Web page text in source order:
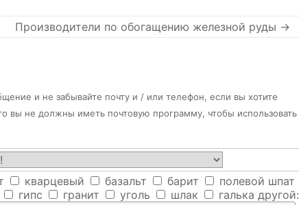
Производители по обогащению железной руды →
и не забывайте почту и / или телефон, если вы хотите
вы не должны иметь почтовую программу, чтобы использовать
кварцевый базальт барит
полевой шпат
гипс гранит уголь шлак галька другой: